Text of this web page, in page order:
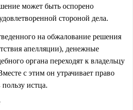
может быть оспорено
стороной дела.
на обжалование решения
апелляции), денежные
органа переходят к владельцу
с этим он утрачивает право
истца.